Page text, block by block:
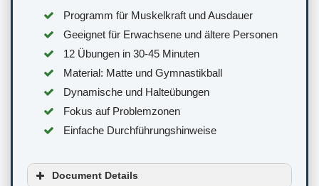
Programm für Muskelkraft und Ausdauer
Geeignet für Erwachsene und ältere Personen
12 Übungen in 30-45 Minuten
Material: Matte und Gymnastikball
Dynamische und Halteübungen
Fokus auf Problemzonen
Einfache Durchführungshinweise
Document Details